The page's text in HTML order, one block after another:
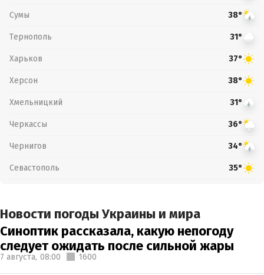
Сумы 38°
Тернополь 31°
Харьков 37°
Херсон 38°
Хмельницкий 31°
Черкассы 36°
Чернигов 34°
Севастополь 35°
Новости погоды Украины и мира
Синоптик рассказала, какую непогоду
следует ожидать после сильной жары
7 августа, 08:00 1600